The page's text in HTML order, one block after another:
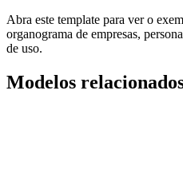
Abra este template para ver o
organograma de empresas,
de uso.
Modelos